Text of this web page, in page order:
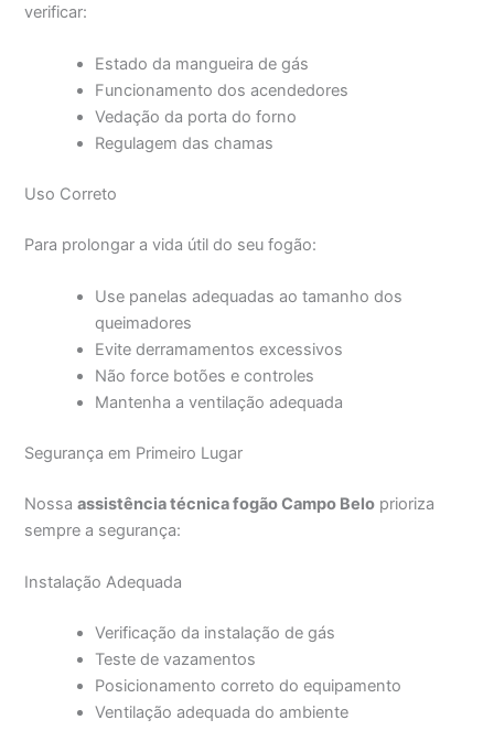
verificar:
Estado da mangueira de gás
Funcionamento dos acendedores
Vedação da porta do forno
Regulagem das chamas
Uso Correto
Para prolongar a vida útil do seu fogão:
Use panelas adequadas ao tamanho dos
queimadores
Evite derramamentos excessivos
Não force botões e controles
Mantenha a ventilação adequada
Segurança em Primeiro Lugar
Nossaassistência técnica fogão Campo Belo prioriza
sempre a segurança:
Instalação Adequada
Verificação da instalação de gás
Teste de vazamentos
Posicionamento correto do equipamento
Ventilação adequada do ambiente